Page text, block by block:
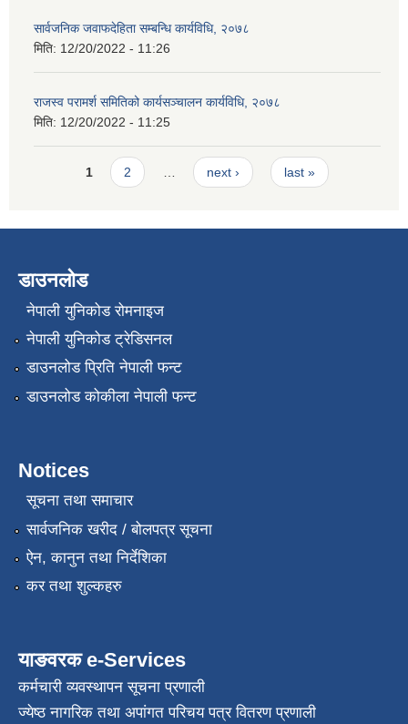
सार्वजनिक जवाफदेहिता सम्बन्धि कार्यविधि, २०७८
मिति: 12/20/2022 - 11:26
राजस्व परामर्श समितिको कार्यसञ्चालन कार्यविधि, २०७८
मिति: 12/20/2022 - 11:25
Pages
1 2 next › last »
डाउनलोड
नेपाली युनिकोड रोमनाइज
नेपाली युनिकोड ट्रेडिसनल
डाउनलोड प्रिति नेपाली फन्ट
डाउनलोड कोकीला नेपाली फन्ट
Notices
सूचना तथा समाचार
सार्वजनिक खरीद / बोलपत्र सूचना
ऐन, कानुन तथा निर्देशिका
कर तथा शुल्कहरु
याङवरक e-Services
कर्मचारी व्यवस्थापन सूचना प्रणाली
ज्येष्ठ नागरिक तथा अपांगत परिचय पत्र वितरण प्रणाली